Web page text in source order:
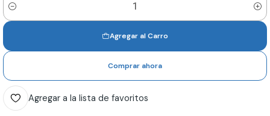
Cantidad
Agregar al Carro
Comprar ahora
Agregar a la lista de favoritos